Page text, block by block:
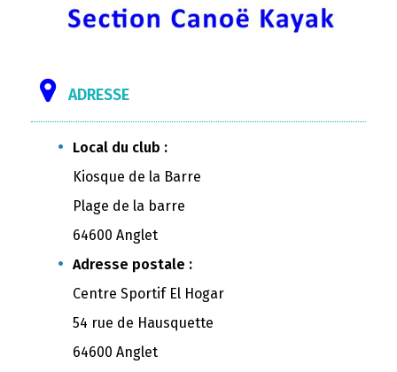
ADRESSE
Local du club :
Kiosque de la Barre
Plage de la barre
64600 Anglet
Adresse postale :
Centre Sportif El Hogar
54 rue de Hausquette
64600 Anglet